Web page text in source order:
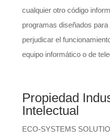
cualquier otro código
programas diseñados
perjudicar el
equipo informático o de
Propiedad
Intelectual
ECO-SYSTEMS